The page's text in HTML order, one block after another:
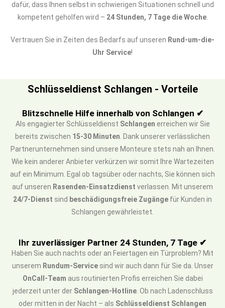
dafür, dass Ihnen selbst in schwierigen Situationen schnell und
kompetent geholfen wird – 24 Stunden, 7 Tage die Woche.
Vertrauen Sie in Zeiten des Bedarfs auf unseren Rund-um-die-
Uhr Service!
Schlüsseldienst Schlangen - Vorteile
Blitzschnelle Hilfe innerhalb von Schlangen ✔
Als engagierter Schlüsseldienst Schlangen erreichen wir Sie
bereits zwischen 15-30 Minuten . Dank unserer verlässlichen
Partnerunternehmen sind unsere Monteure stets nah an Ihnen.
Wie kein anderer Anbieter verkürzen wir somit Ihre Wartezeiten
auf ein Minimum. Egal ob tagsüber oder nachts, Sie können sich
auf unseren Rasenden-Einsatzdienst verlassen. Mit unserem
24/7-Dienst sind beschädigungsfreie Zugänge für Kunden in
Schlangen gewährleistet.
Ihr zuverlässiger Partner 24 Stunden, 7 Tage ✔
Haben Sie auch nachts oder an Feiertagen ein Türproblem? Mit
unserem Rundum-Servicesind wir auch dann für Sie da. Unser
OnCall-Team aus routinierten Profis erreichen Sie dabei
jederzeit unter der Schlangen-Hotline. Ob nach Ladenschluss
oder mitten in der Nacht – als Schlüsseldienst Schlangen